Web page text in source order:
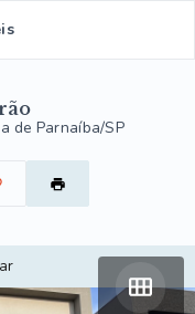
de Parnaíba/SP